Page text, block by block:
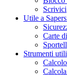
Scrivici
Utile a
Carte
Strumenti utili